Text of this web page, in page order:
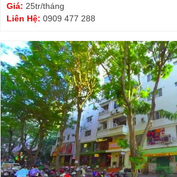
Giá: 25tr/tháng
Liên Hệ: 0909 477 288